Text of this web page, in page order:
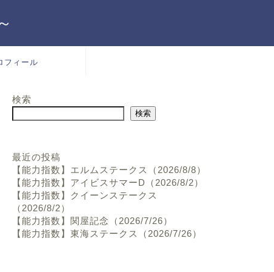
フィール
検索
検索
最近の投稿
【能力指数】エルムステークス（2026/8/8）
【能力指数】アイビスサマーD（2026/8/2）
【能力指数】クイーンステークス
（2026/8/2）
【能力指数】関屋記念（2026/7/26）
【能力指数】東海ステークス（2026/7/26）